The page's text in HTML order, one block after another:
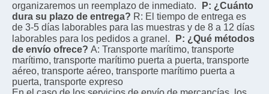
organizaremos un reemplazo de inmediato.
P: ¿Cuánto
dura su plazo de entrega? R: El tiempo de entrega es
de 3-5 días laborables para las muestras y de 8 a 12 días
laborables para los pedidos a granel.
P: ¿Qué métodos
de envío ofrece? A: Transporte marítimo, transporte
marítimo, transporte marítimo puerta a puerta, transporte
aéreo, transporte aéreo, transporte marítimo puerta a
puerta, transporte expreso